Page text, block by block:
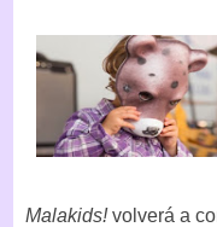
Malakids!volverá a